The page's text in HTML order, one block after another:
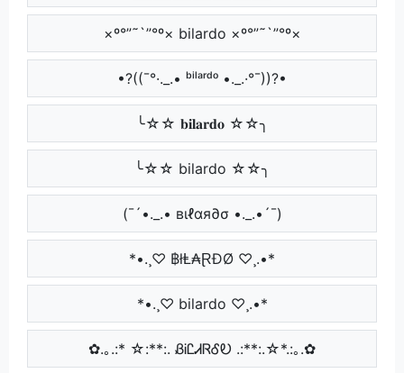
×º°”˜`”°º× bilardo ×º°”˜`”°º×
•?((¯°·._.• ᵇⁱˡᵃʳᵈᵒ •._.·°¯))?•
╰☆☆ 𝐛𝐢𝐥𝐚𝐫𝐝𝐨 ☆☆╮
╰☆☆ bilardo ☆☆╮
(¯´•._.• вιℓαя∂σ •._.•´¯)
*•.¸♡ ฿łⱠ₳ⱤĐØ ♡¸.•*
*•.¸♡ bilardo ♡¸.•*
✿.｡.:* ☆:**:. ᏰᎥᏝᏗᏒᎴᎧ .:**:.☆*.:｡.✿